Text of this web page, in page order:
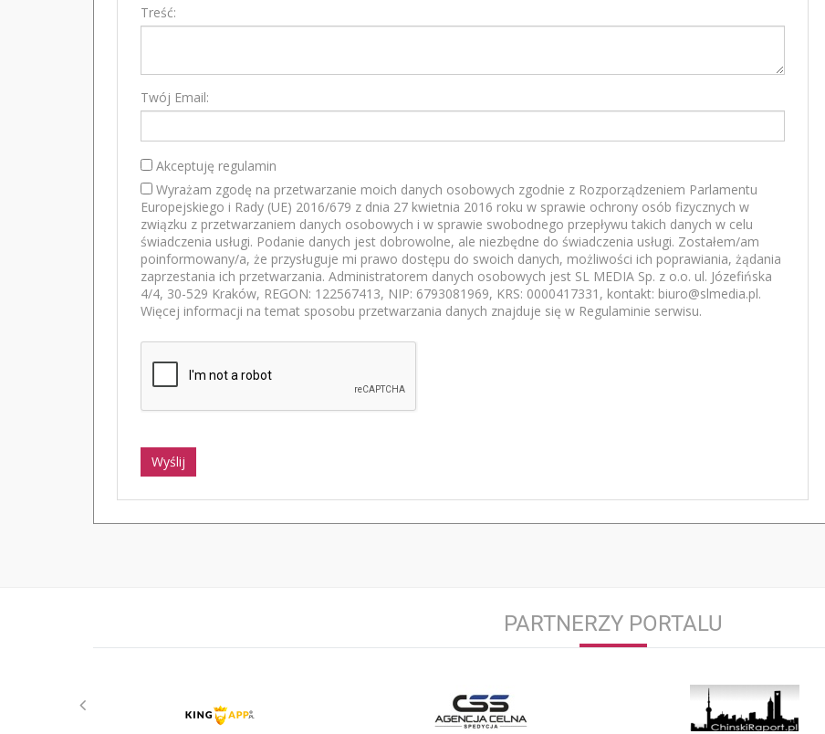
Treść:
Twój Email:
Akceptuję regulamin
Wyrażam zgodę na przetwarzanie moich danych osobowych zgodnie z Rozporządzeniem Parlamentu
Europejskiego i Rady (UE) 2016/679 z dnia 27 kwietnia 2016 roku w sprawie ochrony osób fizycznych w
związku z przetwarzaniem danych osobowych i w sprawie swobodnego przepływu takich danych w celu
świadczenia usługi. Podanie danych jest dobrowolne, ale niezbędne do świadczenia usługi. Zostałem/am
poinformowany/a, że przysługuje mi prawo dostępu do swoich danych, możliwości ich poprawiania, żądania
zaprzestania ich przetwarzania. Administratorem danych osobowych jest SL MEDIA Sp. z o.o. ul. Józefińska
4/4, 30-529 Kraków, REGON: 122567413, NIP: 6793081969, KRS: 0000417331, kontakt: biuro@slmedia.pl.
Więcej informacji na temat sposobu przetwarzania danych znajduje się w Regulaminie serwisu.
Wyślij
PARTNERZY PORTALU